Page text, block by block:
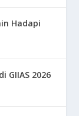
Hadapi
GIIAS 2026